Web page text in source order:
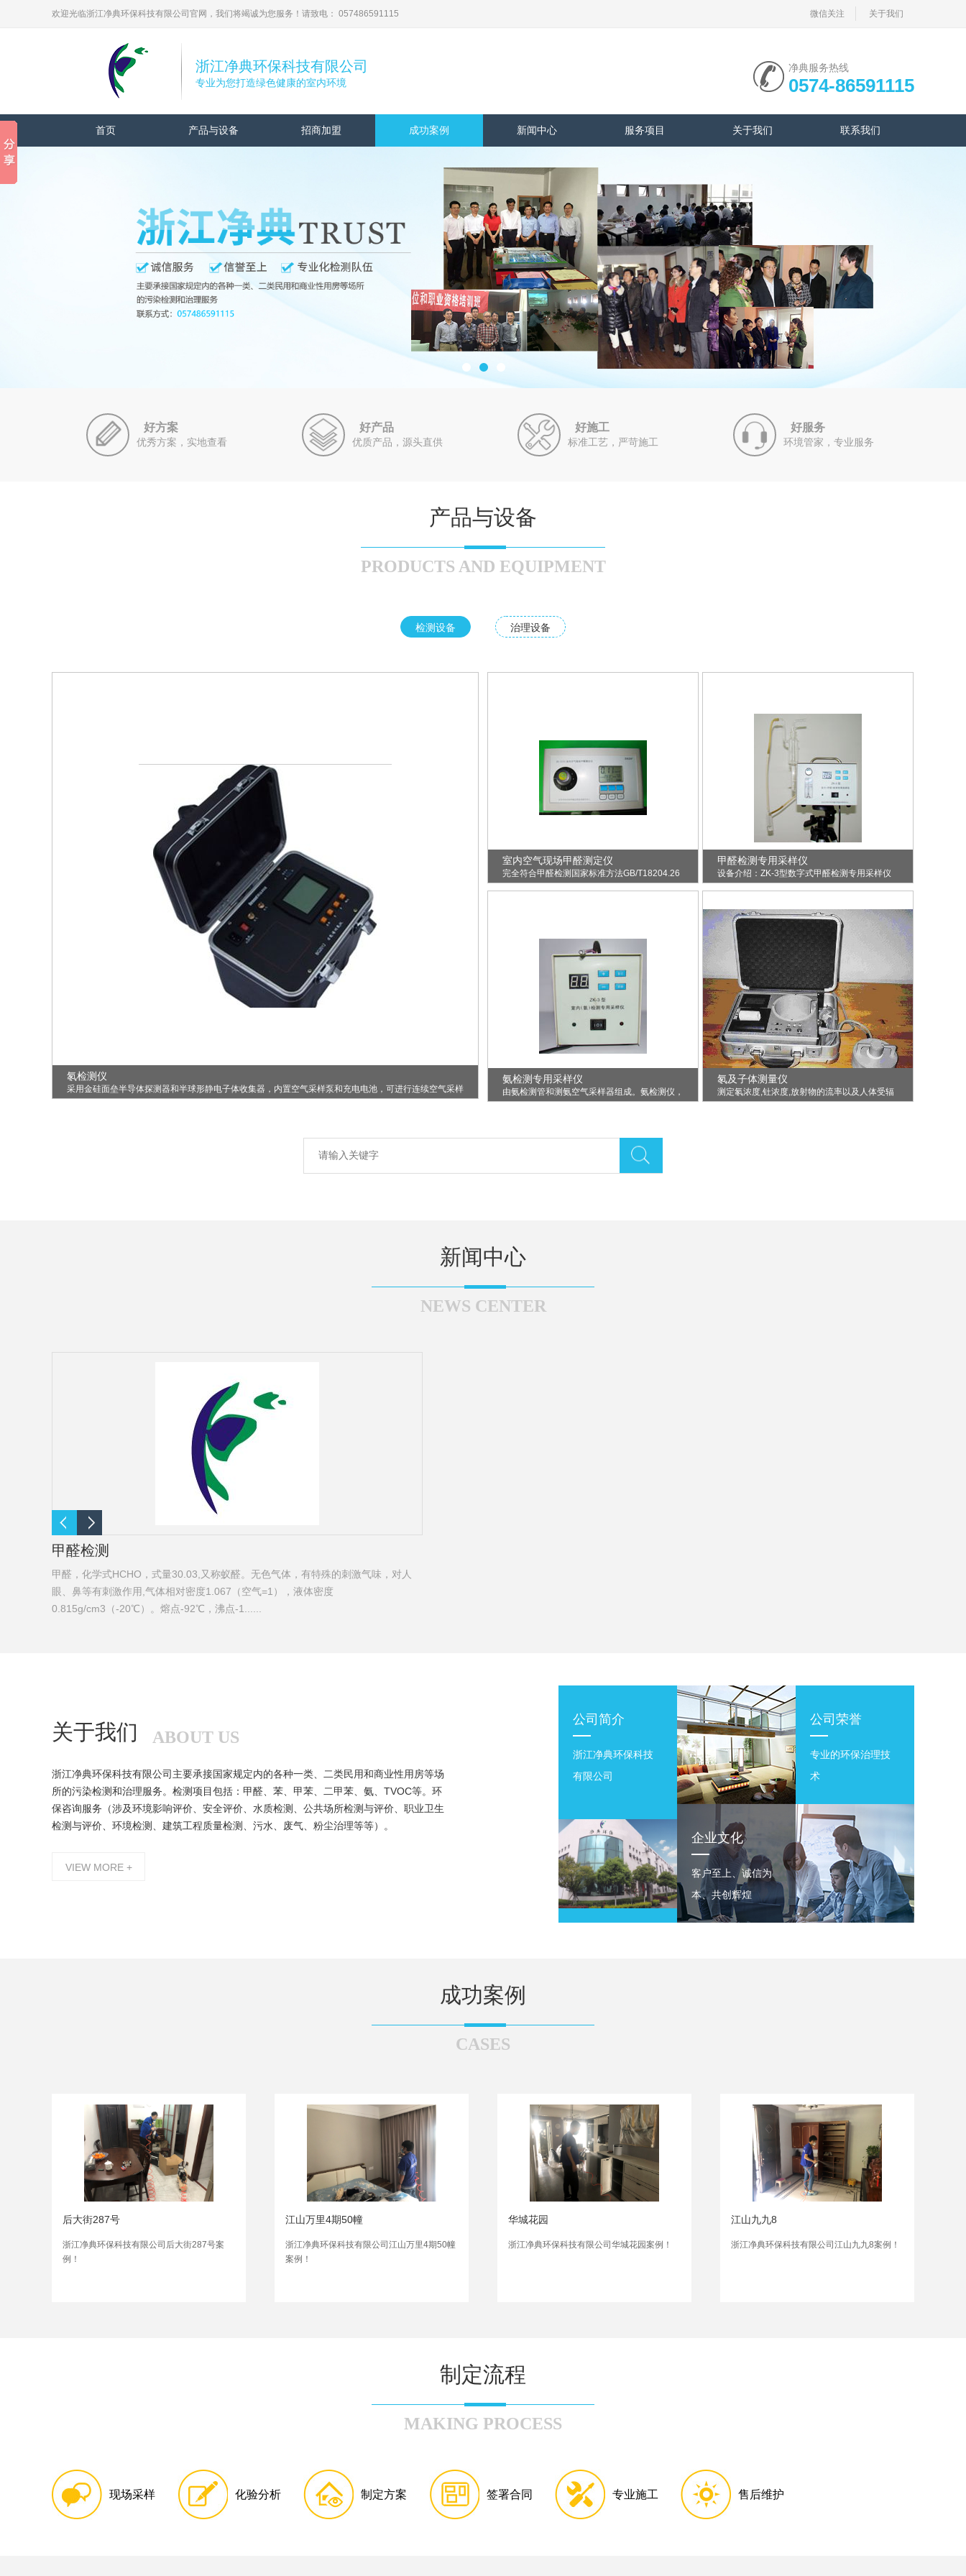
欢迎光临浙江净典环保科技有限公司官网，我们将竭诚为您服务！请致电： 057486591115 微信关注 关于我们
浙江净典环保科技有限公司
专业为您打造绿色健康的室内环境
净典服务热线
0574-86591115
首页 产品与设备 招商加盟 成功案例 新闻中心 服务项目 关于我们 联系我们
好方案
优秀方案，实地查看
好产品
优质产品，源头直供
好施工
标准工艺，严苛施工
好服务
环境管家，专业服务
产品与设备
PRODUCTS AND EQUIPMENT
检测设备 治理设备
氡检测仪
采用金硅面垒半导体探测器和半球形静电子体收集器，内置空气采样泵和充电电池，可进行连续空气采样
和测量。仪器采用32位嵌入式..
室内空气现场甲醛测定仪
完全符合甲醛检测国家标准方法GB/T18204.26
酚试剂分光光度法：基于被测样..
甲醛检测专用采样仪
设备介绍：ZK-3型数字式甲醛检测专用采样仪
器，广泛应用于居住区、室内空气、公共..
氨检测专用采样仪
由氨检测管和测氨空气采样器组成。氨检测仪，
用于办公室、居室、厂房等室内空气中对苯..
氡及子体测量仪
测定氡浓度,钍浓度,放射物的流率以及人体受辐
射剂量室内外放射性物质的环境检测和数..
新闻中心
NEWS CENTER
甲醛检测
甲醛，化学式HCHO，式量30.03,又称蚁醛。无色气体，有特殊的刺激气味，对人
眼、鼻等有刺激作用,气体相对密度1.067（空气=1），液体密度
0.815g/cm3（-20℃）。熔点-92℃，沸点-1......
关于我们 ABOUT US
浙江净典环保科技有限公司主要承接国家规定内的各种一类、二类民用和商业性用房等场
所的污染检测和治理服务。检测项目包括：甲醛、苯、甲苯、二甲苯、氨、TVOC等。环
保咨询服务（涉及环境影响评价、安全评价、水质检测、公共场所检测与评价、职业卫生
检测与评价、环境检测、建筑工程质量检测、污水、废气、粉尘治理等等）。
VIEW MORE +
公司简介
浙江净典环保科技
有限公司
公司荣誉
专业的环保治理技
术
企业文化
客户至上、诚信为
本、共创辉煌
成功案例
CASES
后大街287号
浙江净典环保科技有限公司后大街287号案
例！
江山万里4期50幢
浙江净典环保科技有限公司江山万里4期50幢
案例！
华城花园
浙江净典环保科技有限公司华城花园案例！
江山九九8
浙江净典环保科技有限公司江山九九8案例！
制定流程
MAKING PROCESS
现场采样 化验分析 制定方案 签署合同 专业施工 售后维护